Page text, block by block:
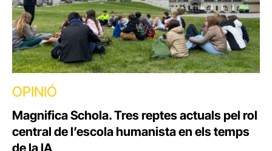
OPINIÓ
Magnifica Schola. Tres reptes actuals pel rol
central de l’escola humanista en els temps